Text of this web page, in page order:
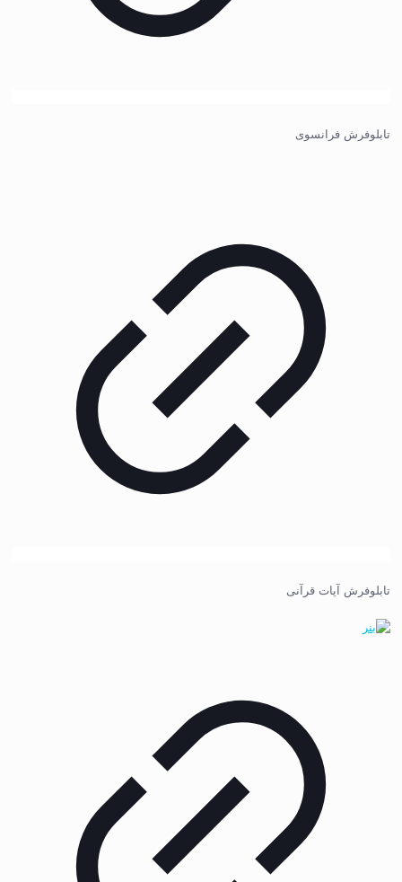
تابلوفرش فرانسوی
تابلوفرش آیات قرآنی